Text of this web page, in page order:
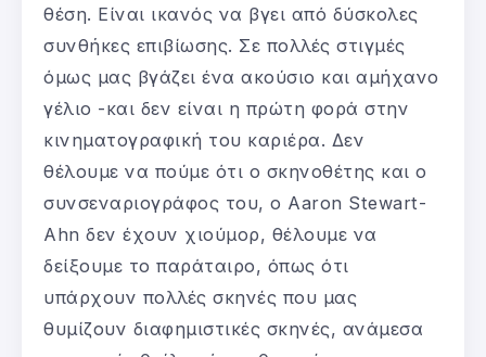
θέση. Είναι ικανός να βγει από δύσκολες
συνθήκες επιβίωσης. Σε πολλές στιγμές
όμως μας βγάζει ένα ακούσιο και αμήχανο
γέλιο -και δεν είναι η πρώτη φορά στην
κινηματογραφική του καριέρα. Δεν
θέλουμε να πούμε ότι ο σκηνοθέτης και ο
συνσεναριογράφος του, ο Aaron Stewart-
Ahn δεν έχουν χιούμορ, θέλουμε να
δείξουμε το παράταιρο, όπως ότι
υπάρχουν πολλές σκηνές που μας
θυμίζουν διαφημιστικές σκηνές, ανάμεσα